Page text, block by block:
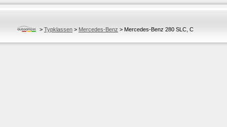
> Typklassen > Mercedes-Benz > Mercedes-Benz 280 SLC, C